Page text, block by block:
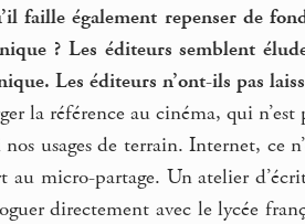
faille également repenser de
? Les éditeurs semblent
Les éditeurs n’ont-ils pas
la référence au cinéma, qui
nos usages de terrain. Internet, ce
au micro-partage. Un atelier
directement avec le lycée